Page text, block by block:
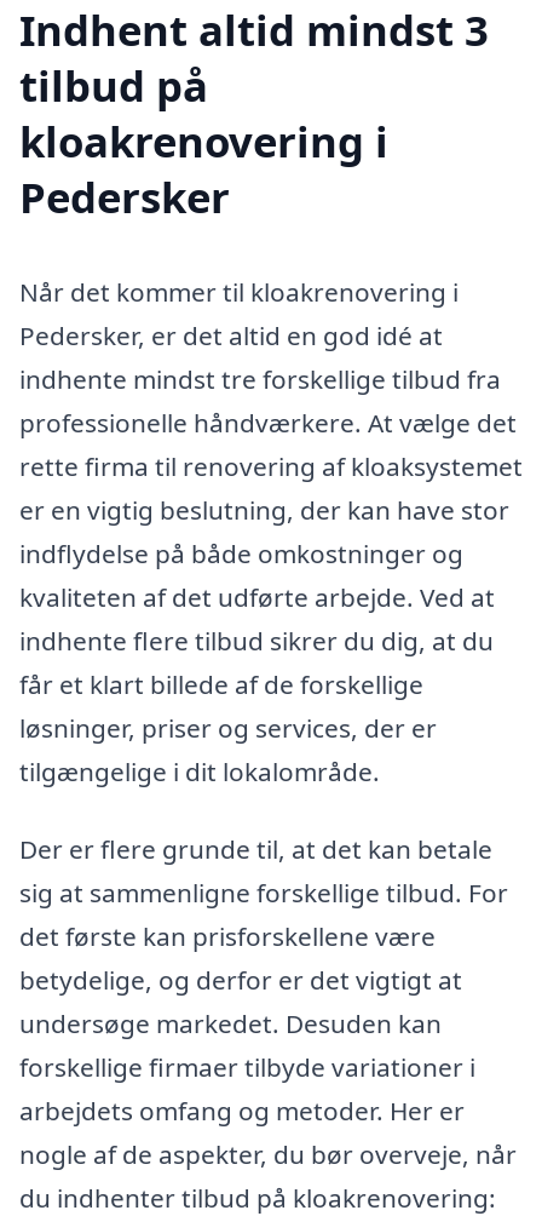
Indhent altid mindst 3
tilbud på
kloakrenovering i
Pedersker
Når det kommer til kloakrenovering i
Pedersker, er det altid en god idé at
indhente mindst tre forskellige tilbud fra
professionelle håndværkere. At vælge det
rette firma til renovering af kloaksystemet
er en vigtig beslutning, der kan have stor
indflydelse på både omkostninger og
kvaliteten af det udførte arbejde. Ved at
indhente flere tilbud sikrer du dig, at du
får et klart billede af de forskellige
løsninger, priser og services, der er
tilgængelige i dit lokalområde.
Der er flere grunde til, at det kan betale
sig at sammenligne forskellige tilbud. For
det første kan prisforskellene være
betydelige, og derfor er det vigtigt at
undersøge markedet. Desuden kan
forskellige firmaer tilbyde variationer i
arbejdets omfang og metoder. Her er
nogle af de aspekter, du bør overveje, når
du indhenter tilbud på kloakrenovering: